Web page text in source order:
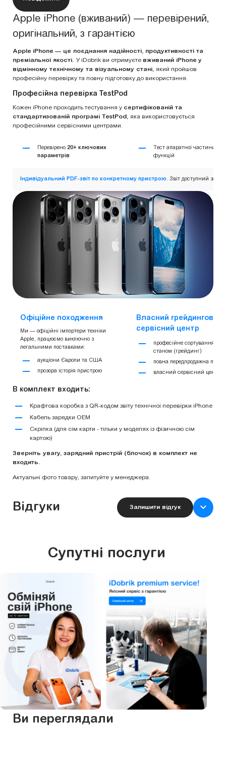
Apple iPhone (вживаний) — перевірений,
оригінальний, з гарантією
Apple iPhone — це поєднання надійності, продуктивності та
преміальної якості. У iDobrik ви отримуєте вживаний iPhone у
відмінному технічному та візуальному стані, який пройшов
професійну перевірку та повну підготовку до використання.
Професійна перевірка TestPod
Кожен iPhone проходить тестування у сертифікованій та
стандартизованій програмі TestPod, яка використовується
професійними сервісними центрами.
Перевірено 20+ ключових
параметрів
Тест апаратної частини та
функцій
Індивідуальний PDF-звіт по конкретному пристрою. Звіт доступний за
Офіційне походження
Ми — офіційні імпортери техніки
Apple, працюємо виключно з
легальними поставками:
аукціони Європи та США
прозора історія пристрою
Власний грейдинговий
сервісний центр
професійне сортування за
станом (грейдинг)
повна передпродажна
власний сервісний центр
В комплект входить:
Крафтова коробка з QR-кодом звіту технічної перевірки iPhone
Кабель зарядки OEM
Скріпка (для сім карти - тільки у моделях із фізичною сім
картою)
Зверніть увагу, зарядний пристрій (блочок) в комплект не
входить.
Актуальні фото товару, запитуйте у менеджера.
Відгуки Залишити відгук
Супутні послуги
Ви переглядали